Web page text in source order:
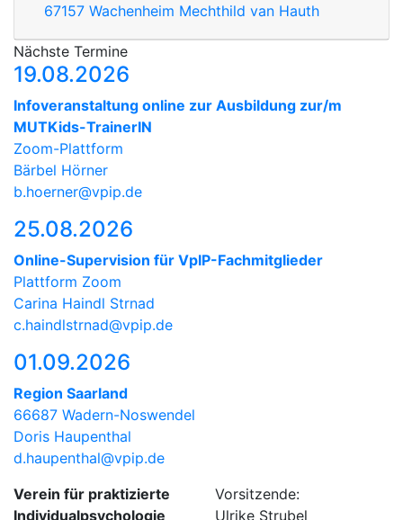
67157 Wachenheim Mechthild van Hauth
Nächste Termine
19.08.2026
Infoveranstaltung online zur Ausbildung zur/m
MUTKids-TrainerIN
Zoom-Plattform
Bärbel Hörner
b.hoerner@vpip.de
25.08.2026
Online-Supervision für VpIP-Fachmitglieder
Plattform Zoom
Carina Haindl Strnad
c.haindlstrnad@vpip.de
01.09.2026
Region Saarland
66687 Wadern-Noswendel
Doris Haupenthal
d.haupenthal@vpip.de
Verein für praktizierte
Individualpsychologie
Vorsitzende:
Ulrike Strubel